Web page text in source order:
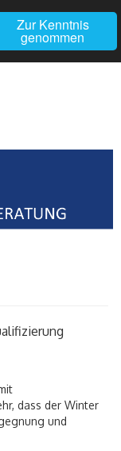
Zur Kenntnis
genommen
dass der Winter
und